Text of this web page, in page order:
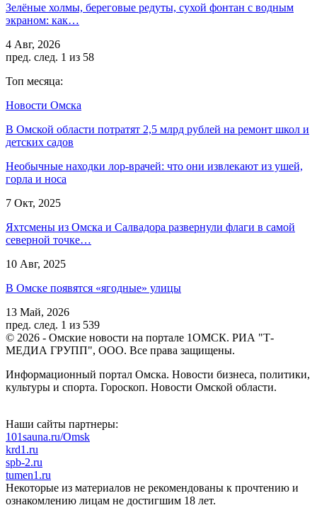
Зелёные холмы, береговые редуты, сухой фонтан с водным
экраном: как…
4 Авг, 2026
пред. след. 1 из 58
Топ месяца:
Новости Омска
В Омской области потратят 2,5 млрд рублей на ремонт школ и
детских садов
Необычные находки лор-врачей: что они извлекают из ушей,
горла и носа
7 Окт, 2025
Яхтсмены из Омска и Салвадора развернули флаги в самой
северной точке…
10 Авг, 2025
В Омске появятся «ягодные» улицы
13 Май, 2026
пред. след. 1 из 539
© 2026 - Омские новости на портале 1ОМСК. РИА "Т-
МЕДИА ГРУПП", ООО. Все права защищены.
Информационный портал Омска. Новости бизнеса, политики,
культуры и спорта. Гороскоп. Новости Омской области.
Наши сайты партнеры:
101sauna.ru/Omsk
krd1.ru
spb-2.ru
tumen1.ru
Некоторые из материалов не рекомендованы к прочтению и
ознакомлению лицам не достигшим 18 лет.